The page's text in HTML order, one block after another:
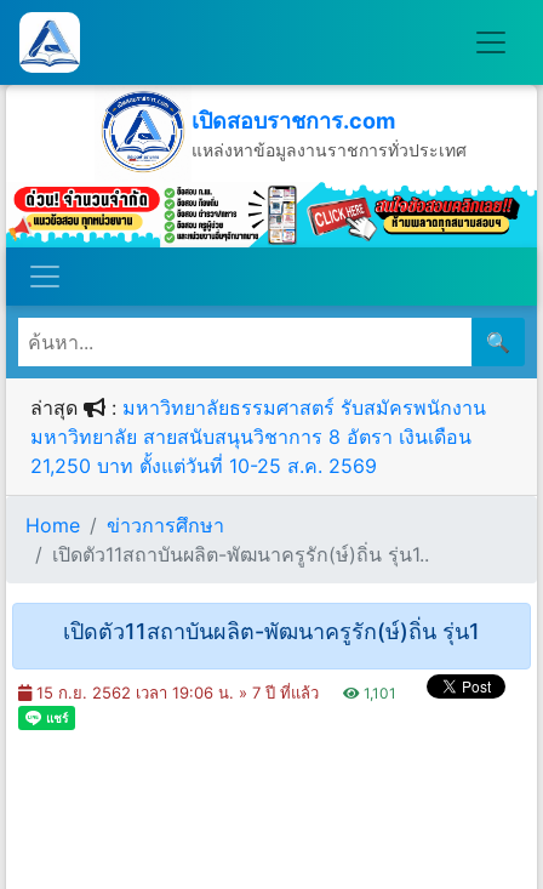
เปิดสอบราชการ.com
แหล่งหาข้อมูลงานราชการทั่วประเทศ
วันศุกร์ที่ 7 เดือนสิงหาคม พ.ศ.2569
🔍
ล่าสุด : มหาวิทยาลัยธรรมศาสตร์ รับสมัครพนักงาน
มหาวิทยาลัย สายสนับสนุนวิชาการ 8 อัตรา เงินเดือน
21,250 บาท ตั้งแต่วันที่ 10-25 ส.ค. 2569
Home
ข่าวการศึกษา
เปิดตัว11สถาบันผลิต-พัฒนาครูรัก(ษ์)ถิ่น รุ่น1..
เปิดตัว11สถาบันผลิต-พัฒนาครูรัก(ษ์)ถิ่น รุ่น1
15 ก.ย. 2562 เวลา 19:06 น. » 7 ปี ที่แล้ว 1,101